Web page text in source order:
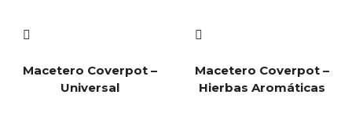
Macetero Coverpot –
Universal
Macetero Coverpot –
Hierbas Aromáticas